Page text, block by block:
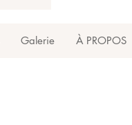
Galerie À PROPOS